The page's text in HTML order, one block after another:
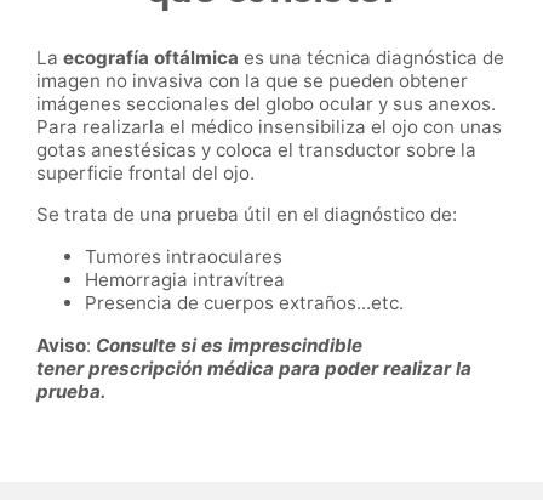
La ecografía oftálmica es una técnica diagnóstica de
imagen no invasiva con la que se pueden obtener
imágenes seccionales del globo ocular y sus anexos.
Para realizarla el médico insensibiliza el ojo con unas
gotas anestésicas y coloca el transductor sobre la
superficie frontal del ojo.
Se trata de una prueba útil en el diagnóstico de:
Tumores intraoculares
Hemorragia intravítrea
Presencia de cuerpos extraños...etc.
Aviso: Consulte si es imprescindible
tener prescripción médica para poder realizar la
prueba.